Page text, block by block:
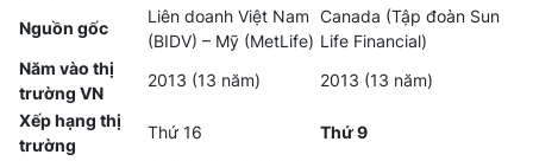
Nguồn gốc
Liên doanh Việt Nam
(BIDV) – Mỹ (MetLife)
Canada (Tập đoàn Sun
Life Financial)
Năm vào thị
trường VN
2013 (13 năm)
2013 (13 năm)
Xếp hạng thị
trường
Thứ 16 Thứ 9